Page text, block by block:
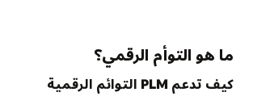
ما هو التوأم الرقمي؟
كيف تدعم PLM التوائم الرقمية